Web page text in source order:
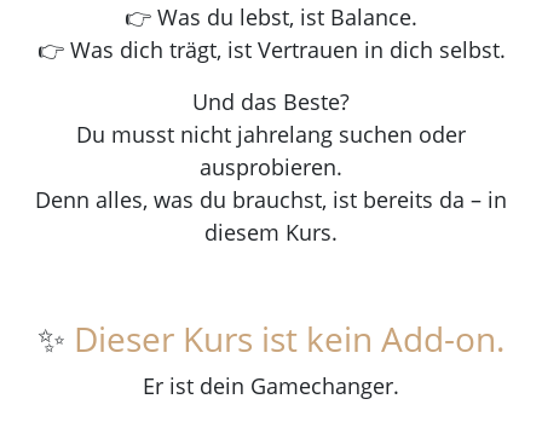
👉 Was du lebst, ist Balance.
👉 Was dich trägt, ist Vertrauen in dich selbst.
Und das Beste?
Du musst nicht jahrelang suchen oder
ausprobieren.
Denn alles, was du brauchst, ist bereits da – in
diesem Kurs.
✨ Dieser Kurs ist kein Add-on.
Er ist dein Gamechanger.